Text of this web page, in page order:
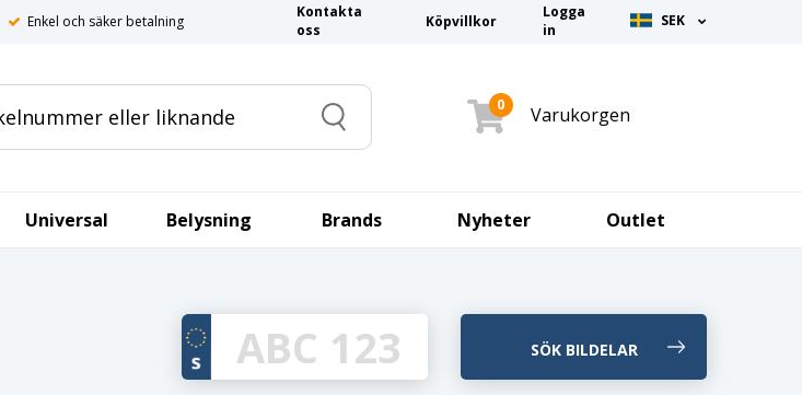
Enkel och säker betalning
Kontakta
oss
Köpvillkor
Logga
in
SEK
Search
0 Varukorgen
Universal Belysning Brands Nyheter Outlet